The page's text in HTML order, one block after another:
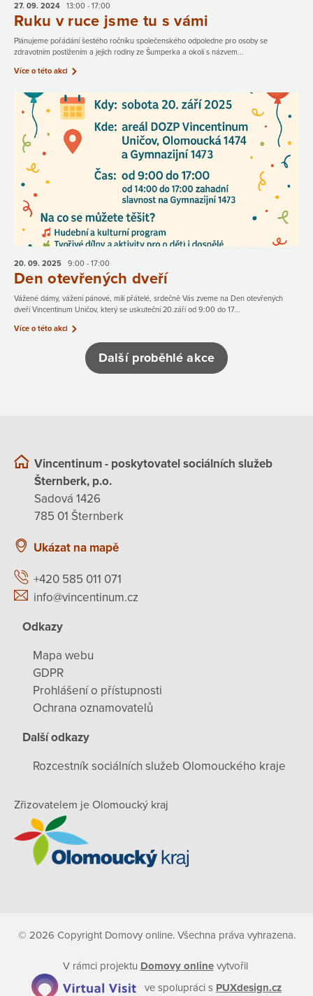
27. 09. 2024 13:00 - 17:00
Ruku v ruce jsme tu s vámi
Plánujeme pořádání šestého ročníku společenského odpoledne pro osoby se
zdravotním postižením a jejich rodiny ze Šumperka a okolí s názvem...
Více o této akci
20. 09. 2025 9:00 - 17:00
Den otevřených dveří
Vážené dámy, vážení pánové, milí přátelé, srdečně Vás zveme na Den otevřených
dveří Vincentinum Uničov, který se uskuteční 20.září od 9:00 do 17...
Více o této akci
Další proběhlé akce
Vincentinum - poskytovatel sociálních služeb
Šternberk, p.o.
Sadová 1426
785 01 Šternberk
Ukázat na mapě
+420 585 011 071
info@vincentinum.cz
Odkazy
Mapa webu
GDPR
Prohlášení o přístupnosti
Ochrana oznamovatelů
Další odkazy
Rozcestník sociálních služeb Olomouckého kraje
Zřizovatelem je Olomoucký kraj
© 2026 Copyright Domovy online. Všechna práva vyhrazena.
V rámci projektu Domovy onlinevytvořil
ve spolupráci s PUXdesign.cz